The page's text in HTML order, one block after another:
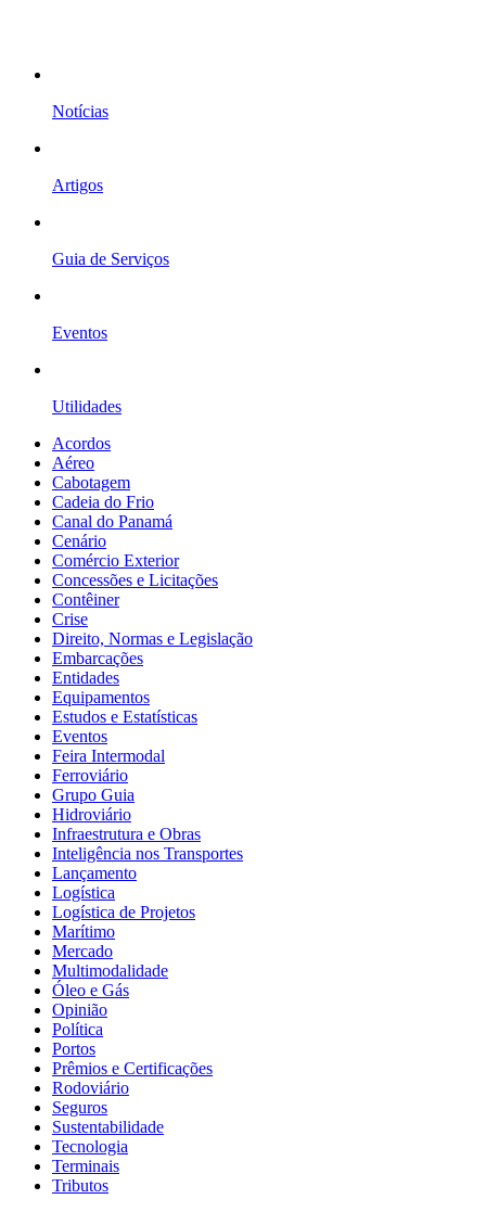
Notícias
Artigos
Guia de Serviços
Eventos
Utilidades
Acordos
Aéreo
Cabotagem
Cadeia do Frio
Canal do Panamá
Cenário
Comércio Exterior
Concessões e Licitações
Contêiner
Crise
Direito, Normas e Legislação
Embarcações
Entidades
Equipamentos
Estudos e Estatísticas
Eventos
Feira Intermodal
Ferroviário
Grupo Guia
Hidroviário
Infraestrutura e Obras
Inteligência nos Transportes
Lançamento
Logística
Logística de Projetos
Marítimo
Mercado
Multimodalidade
Óleo e Gás
Opinião
Política
Portos
Prêmios e Certificações
Rodoviário
Seguros
Sustentabilidade
Tecnologia
Terminais
Tributos